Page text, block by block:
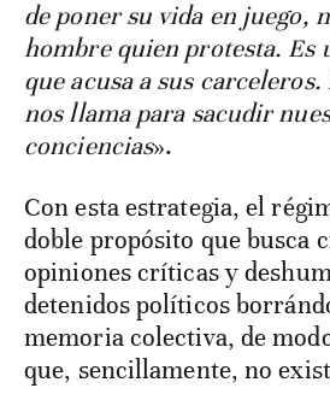
de poner su vida en juego,
hombre quien protesta. Es
que acusa a sus carceleros.
nos llama para sacudir
conciencias».
Con esta estrategia, el
doble propósito que busca
opiniones críticas y
detenidos políticos
memoria colectiva, de
que, sencillamente, no